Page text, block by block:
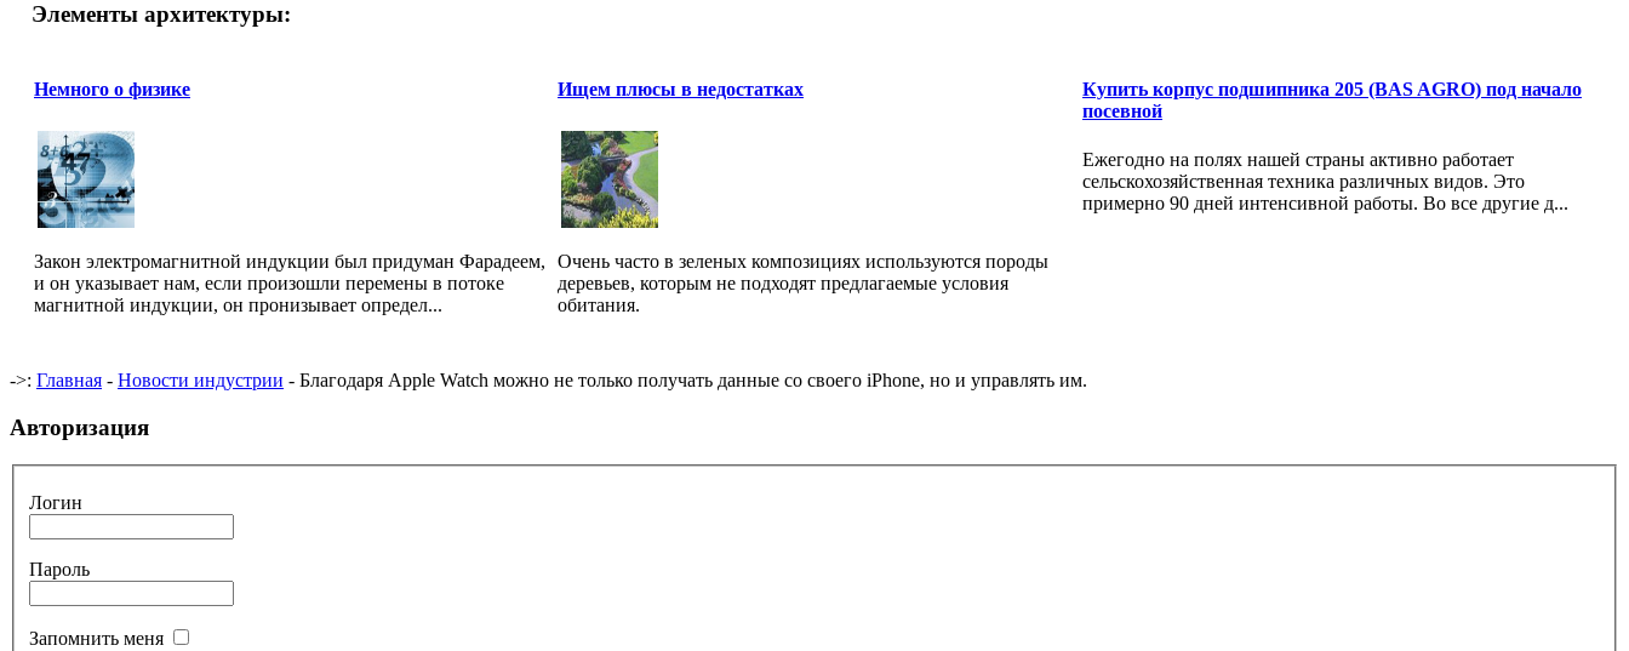
Элементы архитектуры:
Немного о физике
Закон электромагнитной индукции был придуман Фарадеем,
и он указывает нам, если произошли перемены в потоке
магнитной индукции, он пронизывает определ...
Ищем плюсы в недостатках
Очень часто в зеленых композициях используются породы
деревьев, которым не подходят предлагаемые условия
обитания.
Купить корпус подшипника 205 (BAS AGRO) под начало
посевной
Ежегодно на полях нашей страны активно работает
сельскохозяйственная техника различных видов. Это
примерно 90 дней интенсивной работы. Во все другие д...
->: Главная - Новости индустрии - Благодаря Apple Watch можно не только получать данные со своего iPhone, но и управлять им.
Авторизация
Логин
Пароль
Запомнить меня